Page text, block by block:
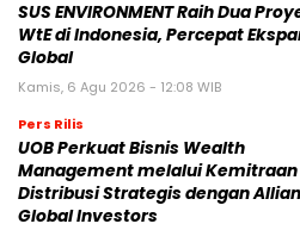
SUS ENVIRONMENT Raih Dua
WtE di Indonesia, Percepat
Global
Kamis, 6 Agu 2026 - 12:08 WIB
Pers Rilis
UOB Perkuat Bisnis Wealth
Management melalui Kemitraan
Distribusi Strategis dengan
Global Investors